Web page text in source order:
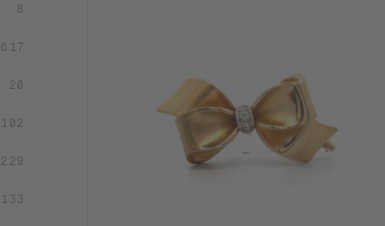
8
617
20
102
229
133